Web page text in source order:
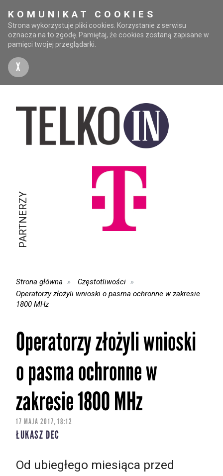
KOMUNIKAT COOKIES
Strona wykorzystuje pliki cookies. Korzystanie z serwisu
oznacza na to zgodę. Pamiętaj, że cookies zostaną zapisane w
pamięci twojej przeglądarki.
X
PARTNERZY
Strona główna
Częstotliwości
Operatorzy złożyli wnioski o pasma ochronne w zakresie
1800 MHz
Operatorzy złożyli wnioski
o pasma ochronne w
zakresie 1800 MHz
17 MAJA 2017, 18:12
ŁUKASZ DEC
Od ubiegłego miesiąca przed